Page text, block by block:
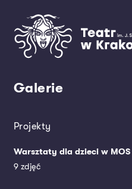
Galerie
Projekty
Warsztaty dla dzieci w MOS
9 zdjęć